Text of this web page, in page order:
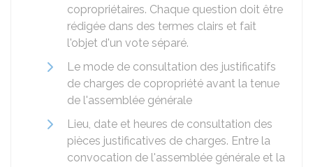
copropriétaires. Chaque question doit être
rédigée dans des termes clairs et fait
l'objet d'un vote séparé.
Le mode de consultation des justificatifs
de charges de copropriété avant la tenue
de l'assemblée générale
Lieu, date et heures de consultation des
pièces justificatives de charges. Entre la
convocation de l'assemblée générale et la